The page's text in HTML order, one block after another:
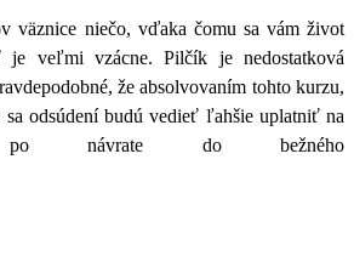
väznice niečo, vďaka čomu sa vám život
je veľmi vzácne.Pilčík je nedostatková
že absolvovaním tohto kurzu,
sa odsúdení budú vedieť ľahšie uplatniť na
návrate do bežného